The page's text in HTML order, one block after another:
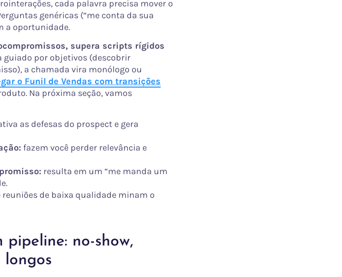
cada palavra precisa mover o
genéricas (“me conta da sua
a oportunidade.
supera scripts rígidos
guiado por objetivos (descobrir
a chamada vira monólogo ou
o Funil de Vendas com transições
Na próxima seção, vamos
as defesas do prospect e gera
fazem você perder relevância e
resulta em um “me manda um
reuniões de baixa qualidade minam o
no-show,
longos